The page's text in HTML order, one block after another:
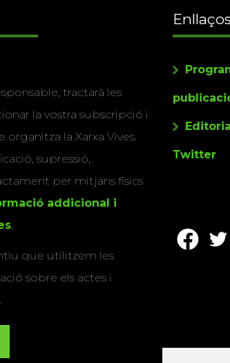
tractarà les
la vostra subscripció i
la Xarxa Vives.
supressió,
per mitjans físics
addicional i
que utilitzem les
sobre els actes i
Enllaços
Twitter